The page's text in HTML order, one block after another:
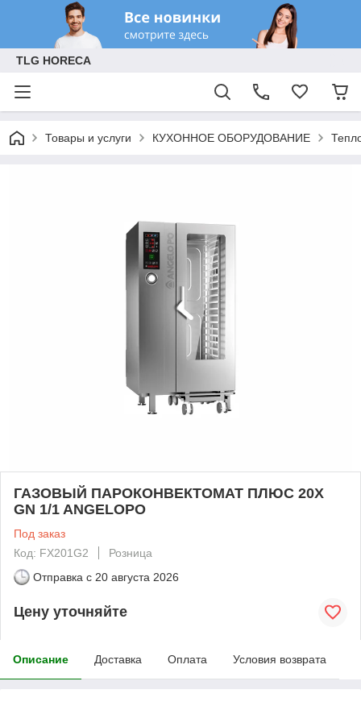
TLG HORECA
Товары и услуги КУХОННОЕ ОБОРУДОВАНИЕ
ГАЗОВЫЙ ПАРОКОНВЕКТОМАТ ПЛЮС 20X
GN 1/1 ANGELOPO
Под заказ
Код: FX201G2
Розница
Отправка с 20 августа 2026
Цену уточняйте
Описание Доставка Оплата Условия возврата